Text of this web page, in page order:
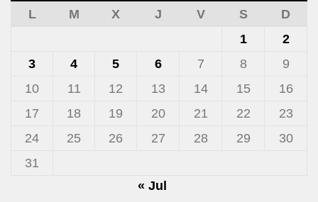
L
M X J V S
D
1
2
3
4 5 6 7 8
9
10
11 12 13 14 15
16
17
18 19 20 21 22
23
24
25 26 27 28 29
30
31
« Jul